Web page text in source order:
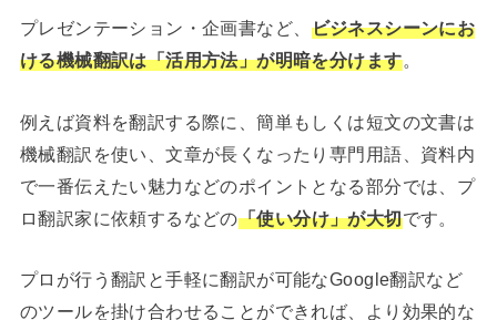
プレゼンテーション・企画書など、 ビジネスシーンにお
ける機械翻訳は「活用方法」が明暗を分けます。
例えば資料を翻訳する際に、簡単もしくは短文の文書は
機械翻訳を使い、文章が長くなったり専門用語、資料内
で一番伝えたい魅力などのポイントとなる部分では、プ
ロ翻訳家に依頼するなどの「使い分け」が大切です。
プロが行う翻訳と手軽に翻訳が可能なGoogle翻訳など
のツールを掛け合わせることができれば、より効果的な